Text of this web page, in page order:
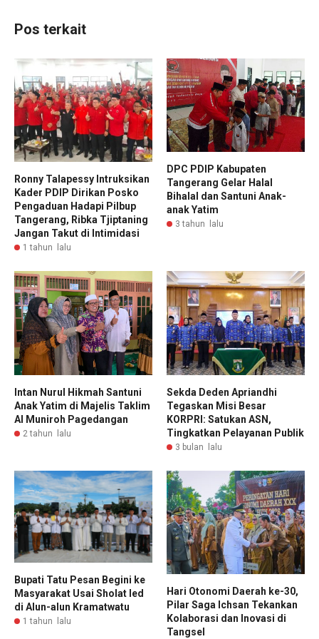
Pos terkait
Ronny Talapessy Intruksikan
Kader PDIP Dirikan Posko
Pengaduan Hadapi Pilbup
Tangerang, Ribka Tjiptaning
Jangan Takut di Intimidasi
1 tahun lalu
DPC PDIP Kabupaten
Tangerang Gelar Halal
Bihalal dan Santuni Anak-
anak Yatim
3 tahun lalu
Intan Nurul Hikmah Santuni
Anak Yatim di Majelis Taklim
Al Muniroh Pagedangan
2 tahun lalu
Sekda Deden Apriandhi
Tegaskan Misi Besar
KORPRI: Satukan ASN,
Tingkatkan Pelayanan Publik
3 bulan lalu
Bupati Tatu Pesan Begini ke
Masyarakat Usai Sholat Ied
di Alun-alun Kramatwatu
1 tahun lalu
Hari Otonomi Daerah ke-30,
Pilar Saga Ichsan Tekankan
Kolaborasi dan Inovasi di
Tangsel